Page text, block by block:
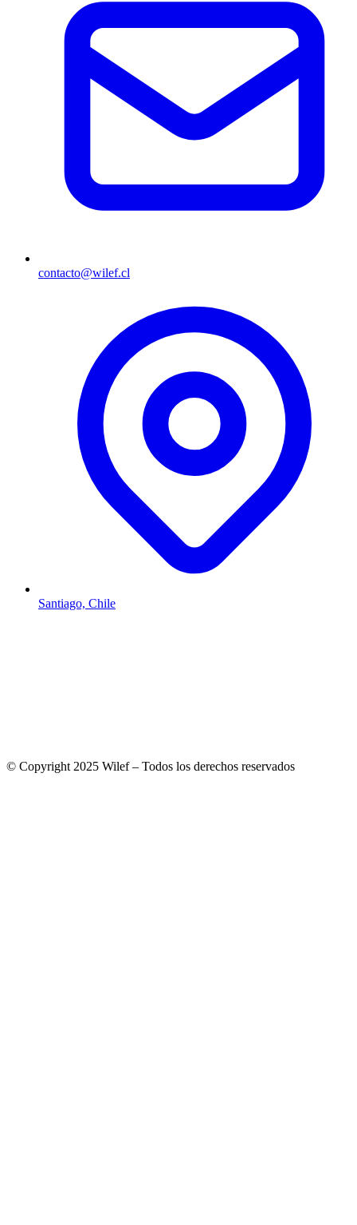
contacto@wilef.cl
Santiago, Chile
© Copyright 2025 Wilef – Todos los derechos reservados